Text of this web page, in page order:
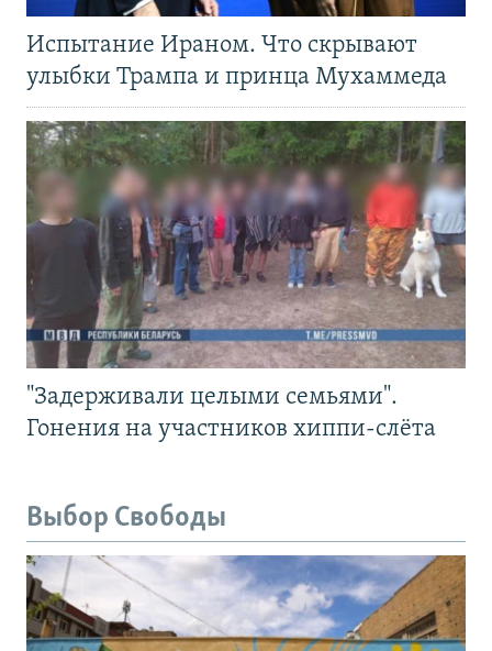
Испытание Ираном. Что скрывают
улыбки Трампа и принца Мухаммеда
"Задерживали целыми семьями".
Гонения на участников хиппи-слёта
Выбор Свободы